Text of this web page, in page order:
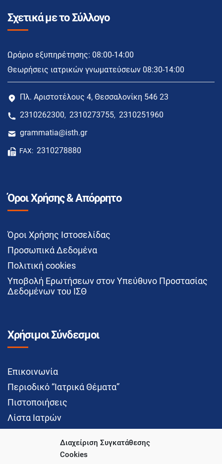
Διαχείριση Συγκατάθεσης
Cookies
Σχετικά με το Σύλλογο
Ωράριο εξυπηρέτησης: 08:00-14:00
Θεωρήσεις ιατρικών γνωματεύσεων 08:30-14:00
Πλ. Αριστοτέλους 4, Θεσσαλονίκη 546 23
2310262300, 2310273755, 2310251960
grammatia@isth.gr
FAX: 2310278880
Όροι Χρήσης & Απόρρητο
Όροι Χρήσης Ιστοσελίδας
Προσωπικά Δεδομένα
Πολιτική cookies
Υποβολή Ερωτήσεων στον Υπεύθυνο Προστασίας
Δεδομένων του ΙΣΘ
Χρήσιμοι Σύνδεσμοι
Επικοινωνία
Περιοδικό “Ιατρικά Θέματα”
Πιστοποιήσεις
Λίστα Ιατρών
Social Media